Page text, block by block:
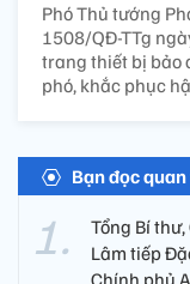
Phó Thủ tướng
1508/QĐ-TTg
trang thiết bị bảo
phó, khắc phục
Bạn đọc
Tổng Bí
Lâm tiếp